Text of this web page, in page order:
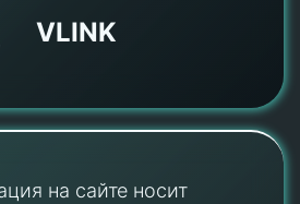
VLINK
на сайте носит